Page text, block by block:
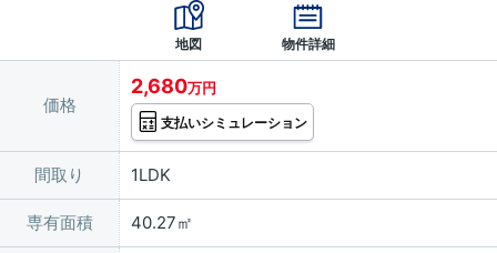
地図 物件詳細
価格
2,680万円
支払いシミュレーション
間取り 1LDK
専有面積 40.27㎡